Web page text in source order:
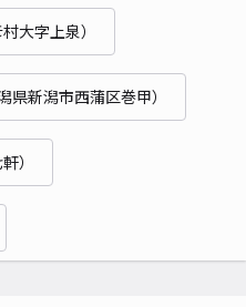
大字上泉）
県新潟市西蒲区巻甲）
）